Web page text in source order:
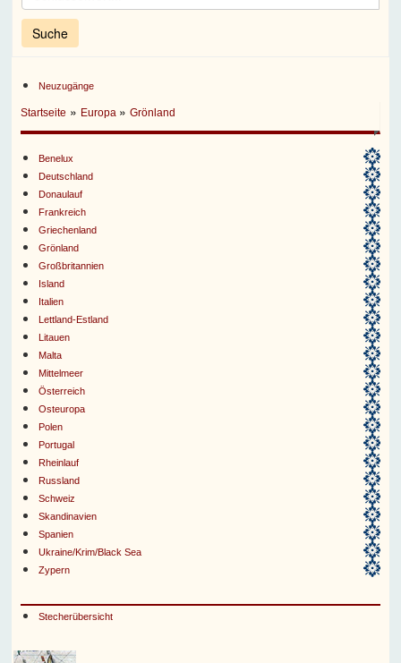
Neuzugänge
Startseite » Europa »Grönland
Benelux
Deutschland
Donaulauf
Frankreich
Griechenland
Grönland
Großbritannien
Island
Italien
Lettland-Estland
Litauen
Malta
Mittelmeer
Österreich
Osteuropa
Polen
Portugal
Rheinlauf
Russland
Schweiz
Skandinavien
Spanien
Ukraine/Krim/Black Sea
Zypern
Stecherübersicht